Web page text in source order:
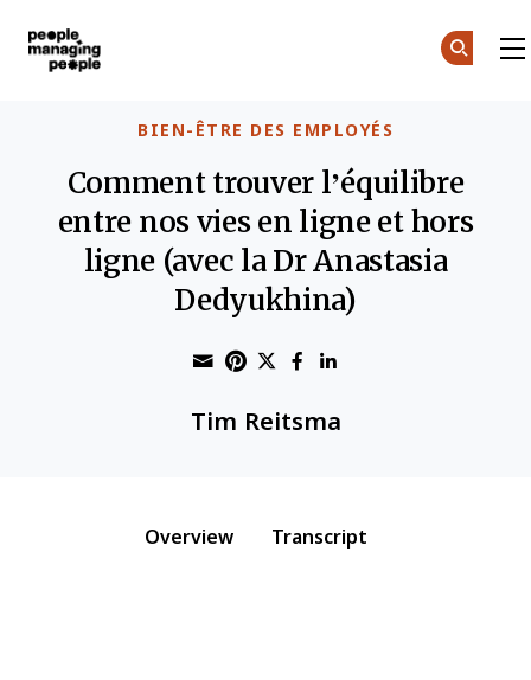
BIEN-ÊTRE DES EMPLOYÉS
Comment trouver l’équilibre
entre nos vies en ligne et hors
ligne (avec la Dr Anastasia
Dedyukhina)
Share through Email
Print this page
Share on Pinterest
Share on Twitter
Share on
Tim Reitsma
Overview Transcript